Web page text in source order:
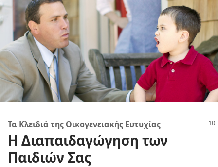
Τα Κλειδιά της Οικογενειακής Ευτυχίας
Η Διαπαιδαγώγηση των
Παιδιών Σας